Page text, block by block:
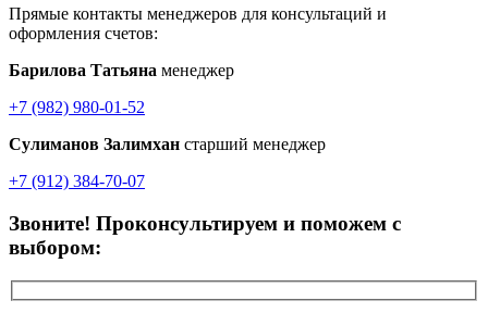
Прямые контакты менеджеров для консультаций и
оформления счетов:
Барилова Татьяна менеджер
+7 (982) 980-01-52
Сулиманов Залимхан старший менеджер
+7 (912) 384-70-07
Звоните! Проконсультируем и поможем с
выбором: